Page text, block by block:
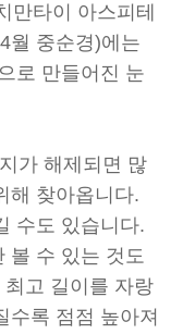
만타이 아스피테
월 중순경)에는
로 만들어진 눈
가 해제되면 많
해 찾아옵니다.
수도 있습니다.
볼 수 있는 것도
고 길이를 자랑
수록 점점 높아져